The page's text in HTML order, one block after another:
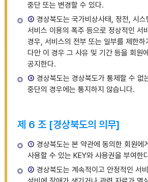
중단 또는 변경할 수 있다.
② 경상북도는 국가비상사태, 정전, 시
서비스 이용의 폭주 등으로 정상적인 서
경우, 서비스의 전부 또는 일부를 제한
다만 이 경우 그 사유 및 기간 등을 회원
공지한다.
③ 경상북도는 경상북도가 통제할 수 없
중단의 경우에는 통지하지 않습니다.
제 6 조 [경상북도의 의무]
① 경상북도는 본 약관에 동의한 회원에
사용할 수 있는 KEY와 사용권을 부여한
② 경상북도는 계속적이고 안정적인 서